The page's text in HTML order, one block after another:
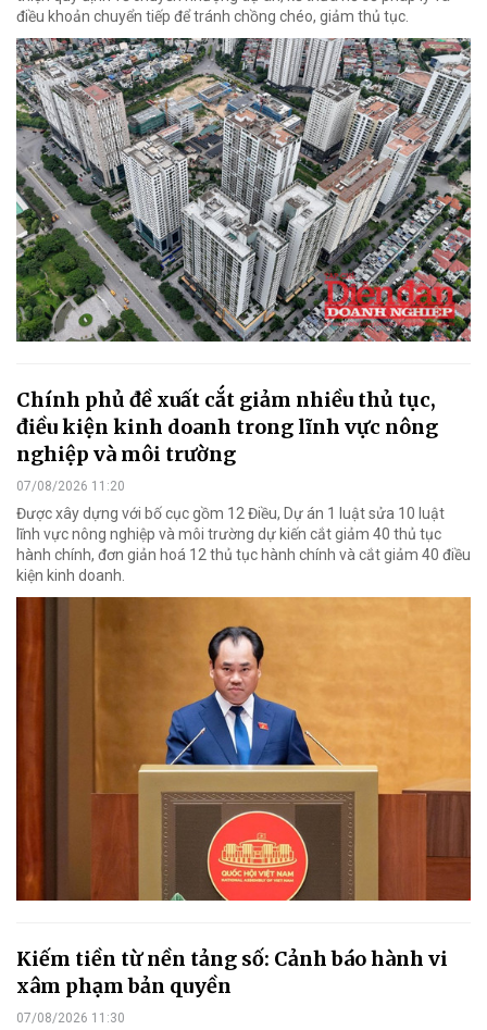
điều khoản chuyển tiếp để tránh chồng chéo, giảm thủ tục.
Chính phủ đề xuất cắt giảm nhiều thủ tục,
điều kiện kinh doanh trong lĩnh vực nông
nghiệp và môi trường
07/08/2026 11:20
Được xây dựng với bố cục gồm 12 Điều, Dự án 1 luật sửa 10 luật
lĩnh vực nông nghiệp và môi trường dự kiến cắt giảm 40 thủ tục
hành chính, đơn giản hoá 12 thủ tục hành chính và cắt giảm 40 điều
kiện kinh doanh.
Kiếm tiền từ nền tảng số: Cảnh báo hành vi
xâm phạm bản quyền
07/08/2026 11:30